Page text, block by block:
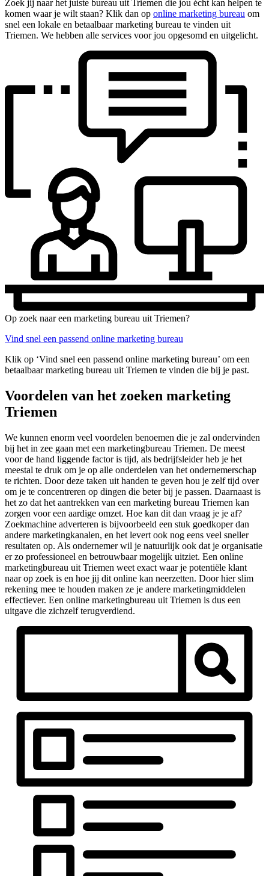
Zoek jij naar het juiste bureau uit Triemen die jou écht kan helpen te
komen waar je wilt staan? Klik dan op online marketing bureau om
snel een lokale en betaalbaar marketing bureau te vinden uit
Triemen. We hebben alle services voor jou opgesomd en uitgelicht.
Op zoek naar een marketing bureau uit Triemen?
Vind snel een passend online marketing bureau
Klik op ‘Vind snel een passend online marketing bureau’ om een
betaalbaar marketing bureau uit Triemen te vinden die bij je past.
Voordelen van het zoeken marketing
Triemen
We kunnen enorm veel voordelen benoemen die je zal ondervinden
bij het in zee gaan met een marketingbureau Triemen. De meest
voor de hand liggende factor is tijd, als bedrijfsleider heb je het
meestal te druk om je op alle onderdelen van het ondernemerschap
te richten. Door deze taken uit handen te geven hou je zelf tijd over
om je te concentreren op dingen die beter bij je passen. Daarnaast is
het zo dat het aantrekken van een marketing bureau Triemen kan
zorgen voor een aardige omzet. Hoe kan dit dan vraag je je af?
Zoekmachine adverteren is bijvoorbeeld een stuk goedkoper dan
andere marketingkanalen, en het levert ook nog eens veel sneller
resultaten op. Als ondernemer wil je natuurlijk ook dat je organisatie
er zo professioneel en betrouwbaar mogelijk uitziet. Een online
marketingbureau uit Triemen weet exact waar je potentiële klant
naar op zoek is en hoe jij dit online kan neerzetten. Door hier slim
rekening mee te houden maken ze je andere marketingmiddelen
effectiever. Een online marketingbureau uit Triemen is dus een
uitgave die zichzelf terugverdiend.